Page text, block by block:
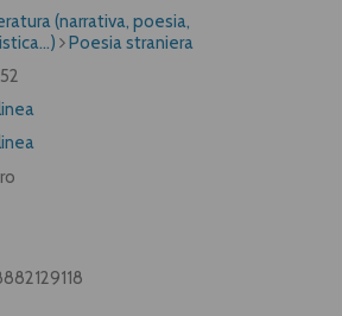
(narrativa, poesia,
Poesia straniera